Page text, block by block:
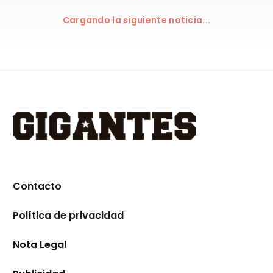
Cargando la siguiente noticia...
Contacto
Política de privacidad
Nota Legal